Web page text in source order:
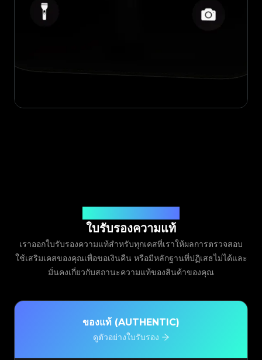
ใบรับรองความแท้
เราออกใบรับรองความแท้สำหรับทุกเคสที่เราให้ผลการตรวจสอบ
ใช้เสริมเคสของคุณเพื่อขอเงินคืน หรือมีหลักฐานที่ปฏิเสธไม่ได้และ
มั่นคงเกี่ยวกับสถานะความแท้ของสินค้าของคุณ
ของแท้ (AUTHENTIC)
ดูตัวอย่างใบรับรอง